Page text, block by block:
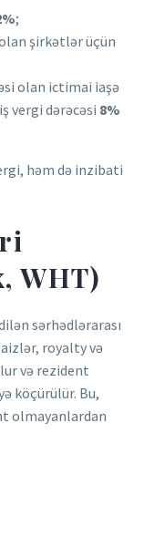
;
şirkətlər üçün
olan ictimai iaşə
vergi dərəcəsi 8%
həm də inzibati
WHT)
sərhədlərarası
royalty və
və rezident
köçürülür. Bu,
olmayanlardan